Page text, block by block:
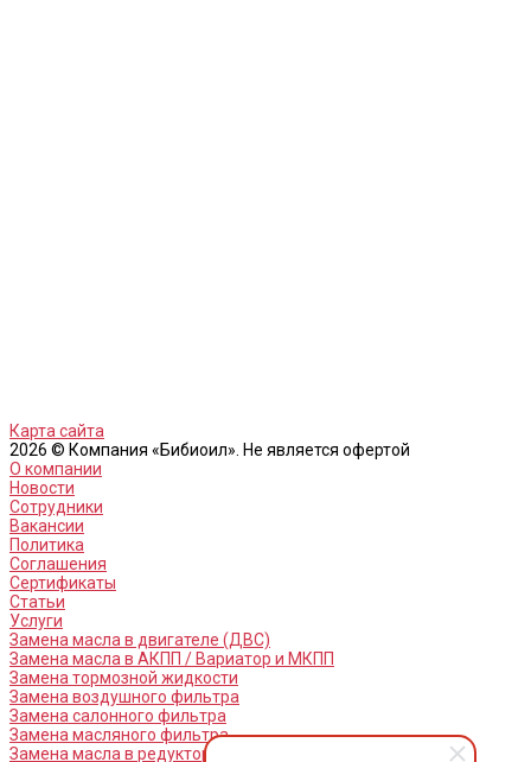
Карта сайта
2026 © Компания «Бибиоил». Не является офертой
О компании
Новости
Сотрудники
Вакансии
Политика
Соглашения
Сертификаты
Статьи
Услуги
Замена масла в двигателе (ДВС)
Замена масла в АКПП / Вариатор и МКПП
Замена тормозной жидкости
Замена воздушного фильтра
Замена салонного фильтра
Замена масляного фильтра
Замена масла в редукторах / раздатках